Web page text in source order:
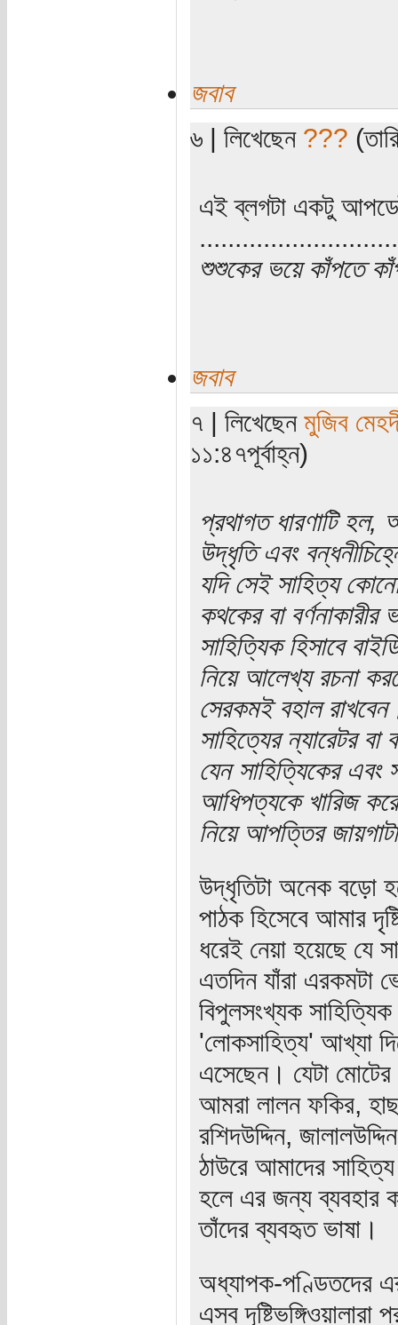
জবাব
৬ | লিখেছেন ???
এই ব্লগটা একটু
শুশুকের ভয়ে কাঁপতে
জবাব
৭ | লিখেছেন মুজিব
১১:৪৭পূর্বাহ্ন)
প্রথাগত ধারণাটি হল,
উদ্ধৃতি এবং
যদি সেই সাহিত্য
কথকের বা
সাহিত্যিক হিসাবে
নিয়ে আলেখ্য রচনা
সেরকমই বহাল
সাহিত্যের ন্যারেটর
যেন সাহিত্যিকের এবং
আধিপত্যকে খারিজ
নিয়ে আপত্তির
উদ্ধৃতিটা অনেক বড়ো
পাঠক হিসেবে আমার
ধরেই নেয়া হয়েছে যে
এতদিন যাঁরা এরকমটা
বিপুলসংখ্যক
'লোকসাহিত্য' আখ্যা
এসেছেন। যেটা মোটের
আমরা লালন ফকির,
রশিদউদ্দিন,
ঠাউরে আমাদের
হলে এর জন্য ব্যবহার
তাঁদের ব্যবহৃত ভাষা।
অধ্যাপক-পণ্ডিতদের
এসব